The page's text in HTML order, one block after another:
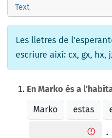
Text
Les lletres de
escriure així: cx, gx, hx,
En Marko és a
Marko
estas
.